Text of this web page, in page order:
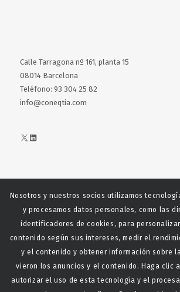
Calle Tarragona nº 161, planta 15
08014 Barcelona
Teléfono: 93 304 25 82
info@coneqtia.com
X LinkedIn
Web realizada con el patrocinio del Centro
Español de Derechos Reprofráficos
Nosotros y nuestros socios utilizamos
y procesamos datos personales, como las
identificadores de cookies, para
contenido según sus intereses, medir el
y el contenido y obtener información sobre
vieron los anuncios y el contenido. Haga clic
autorizar el uso de esta tecnología y el